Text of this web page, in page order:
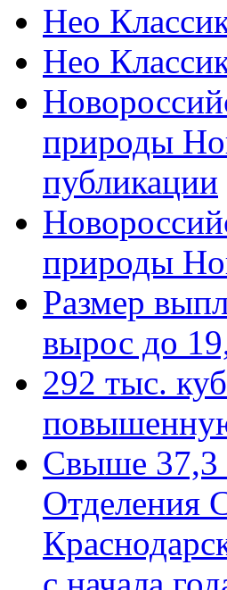
Нео
Нео
природы
публикации
природы
Размер
вырос до
292 тыс.
Свыше 37,3
Отделения